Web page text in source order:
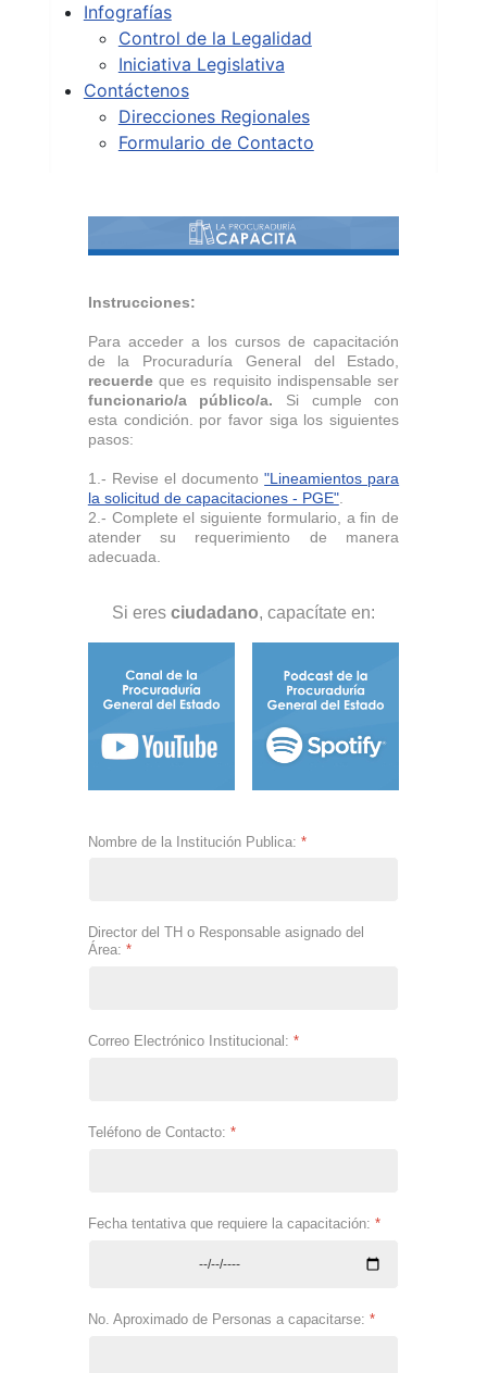
Infografías
Control de la Legalidad
Iniciativa Legislativa
Contáctenos
Direcciones Regionales
Formulario de Contacto
Instrucciones:
Para acceder a los cursos de capacitación
de la Procuraduría General del Estado,
recuerdeque es requisito indispensable ser
funcionario/a público/a. Si cumple con
esta condición. por favor siga los siguientes
pasos:
1.- Revise el documento"Lineamientos para
la solicitud de capacitaciones - PGE".
2.- Complete el siguiente formulario, a fin de
atender su requerimiento de manera
adecuada.
Si eres ciudadano, capacítate en:
Nombre de la Institución Publica: *
Director del TH o Responsable asignado del
Área: *
Correo Electrónico Institucional: *
Teléfono de Contacto: *
Fecha tentativa que requiere la capacitación: *
No. Aproximado de Personas a capacitarse: *